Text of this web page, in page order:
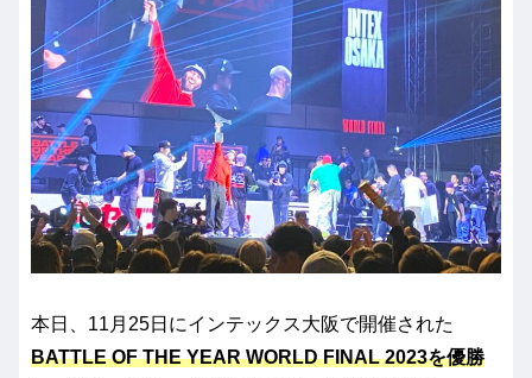
本日、11月25日にインテックス大阪で開催された
BATTLE OF THE YEAR WORLD FINAL 2023を優勝